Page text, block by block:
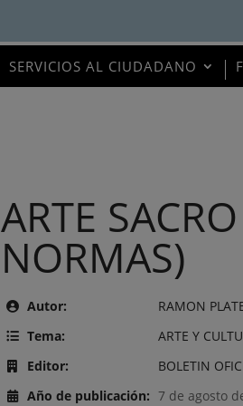
SERVICIOS AL CIUDADANO
ARTE
NORMAS)
Autor:
RAMON
Tema:
ARTE Y
Editor:
BOLETIN
Año de publicación: 7 de agosto